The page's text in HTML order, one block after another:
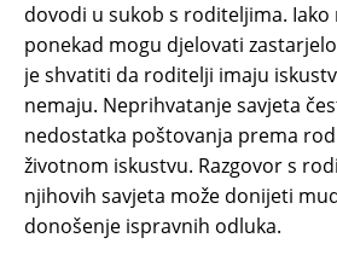
dovodi u sukob s roditeljima.
ponekad mogu djelovati
je shvatiti da roditelji imaju
nemaju. Neprihvatanje savjeta
nedostatka poštovanja prema
životnom iskustvu. Razgovor s
njihovih savjeta može donijeti
donošenje ispravnih odluka.